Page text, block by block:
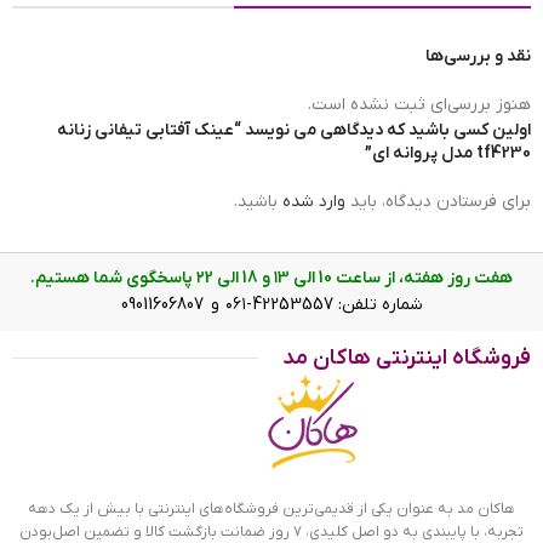
وزن عینک
عرض پل
ابعاد عینک آفتابی تیفانی زنانه tf4230 مدل پروانه ای
پروانه ای برای چه صورت‌هایی مناسب
فریم این عینک که مهمترین قسمت آن است از نوع تمام فریم و
به شکل مربع و پروانه ای است. این فریم مشکی جذاب به خوبی
روی چشم قرار می گیرد. پهنای عینک آفتابی تیفانی زنانه مدل
نقد و بررسی‌ها
هنوز بررسی‌ای ثبت نشده است.
اولین کسی باشید که دیدگاهی می نویسد “عینک آفتابی تیفانی زنانه
tf4230 مدل پروانه ای”
برای فرستادن دیدگاه، باید وارد شده باشید.
هفت روز هفته، از ساعت 10 الی ۱3 و 18 الی ۲2 پاسخگوی شما هستیم.
شماره تلفن: 42253557-۰۶۱ و 09011606807
فروشگاه اینترنتی هاکان مد
هاکان مد به عنوان یکی از قدیمی‌ترین فروشگاه‌های اینترنتی با بیش از یک دهه
تجربه، با پایبندی به دو اصل کلیدی، ۷ روز ضمانت بازگشت کالا و تضمین اصل‌بودن